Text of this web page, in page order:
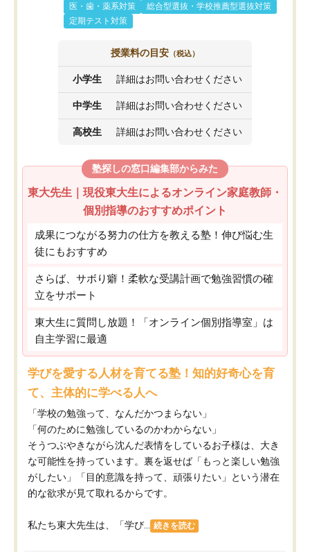
医・歯・薬系対策
総合型選抜・学校推薦型選抜対策
定期テスト対策
授業料の目安 （税込）
小学生 詳細はお問い合わせください
中学生 詳細はお問い合わせください
高校生 詳細はお問い合わせください
塾探しの窓口編集部からみた
東大先生｜現役東大生によるオンライン家庭教師・
個別指導のおすすめポイント
成果につながる努力の仕方を教える塾！伸び悩む生
徒にもおすすめ
さらば、サボり癖！柔軟な受講計画で勉強習慣の確
立をサポート
東大生に質問し放題！「オンライン個別指導室」は
自主学習に最適
学びを愛する人材を育てる塾！知的好奇心を育
て、主体的に学べる人へ
「学校の勉強って、なんだかつまらない」
「何のために勉強しているのかわからない」
そうつぶやきながら沈んだ表情をしているお子様は、大き
な可能性を持っています。裏を返せば「もっと楽しい勉強
がしたい」「目的意識を持って、頑張りたい」という潜在
的な欲求が見て取れるからです。
私たち東大先生は、「学び... 続きを読む